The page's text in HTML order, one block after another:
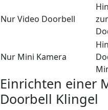
Nur Video Doorbell
Nur Mini Kamera
Einrichten einer
Doorbell Klingel